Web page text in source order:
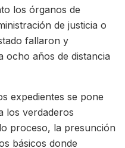
los órganos de
de justicia o
fallaron y
ocho años de distancia
expedientes se pone
los verdaderos
proceso, la presunción
básicos donde